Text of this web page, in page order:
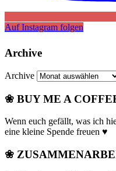
Auf Instagram folgen
Archive
Archive
❀ BUY ME A
Wenn euch gefällt, was ich
eine kleine Spende freuen ♥
❀